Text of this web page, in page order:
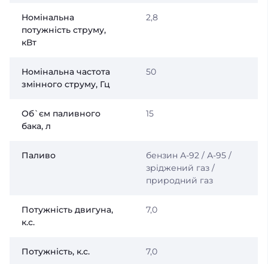
Номінальна
потужність струму,
кВт
2,8
Номінальна частота
змінного струму, Гц
50
Об`єм паливного
бака, л
15
Паливо
бензин А-92 / А-95 /
зріджений газ /
природний газ
Потужність двигуна,
к.с.
7,0
Потужність, к.с. 7,0